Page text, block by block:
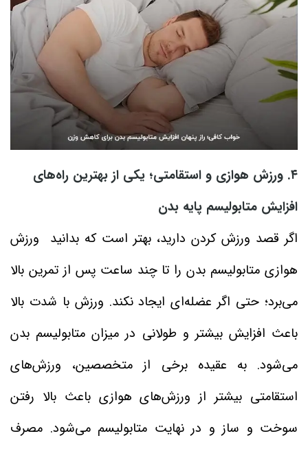
۴. ورزش هوازی و استقامتی؛ یکی از بهترین راه‌های
افزایش متابولیسم پایه بدن
اگر قصد ورزش کردن دارید، بهتر است که بدانید ورزش
هوازی متابولیسم بدن را تا چند ساعت پس از تمرین بالا
می‌برد؛ حتی اگر عضله‌ای ایجاد نکند. ورزش با شدت بالا
باعث افزایش بیشتر و طولانی در میزان متابولیسم بدن
می‌شود. به عقیده برخی از متخصصین، ورزش‌های
استقامتی بیشتر از ورزش‌های هوازی باعث بالا رفتن
سوخت و ساز و در نهایت متابولیسم می‌شود. مصرف